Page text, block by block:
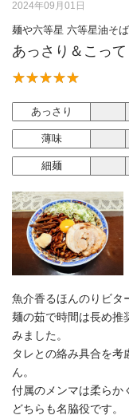
2024年09月01日
麺や六等星 六等星油そ
あっさり＆こって
あっさり
薄味
細麺
魚介香るほんのりビタ
麺の茹で時間は長め推
みました。
タレとの絡み具合を
ん。
付属のメンマは柔らか
どちらも名脇役です。